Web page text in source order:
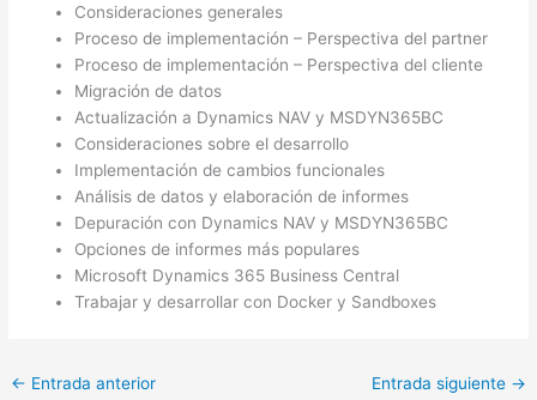
Consideraciones generales
Proceso de implementación – Perspectiva del partner
Proceso de implementación – Perspectiva del cliente
Migración de datos
Actualización a Dynamics NAV y MSDYN365BC
Consideraciones sobre el desarrollo
Implementación de cambios funcionales
Análisis de datos y elaboración de informes
Depuración con Dynamics NAV y MSDYN365BC
Opciones de informes más populares
Microsoft Dynamics 365 Business Central
Trabajar y desarrollar con Docker y Sandboxes
← Entrada anterior Entrada siguiente →